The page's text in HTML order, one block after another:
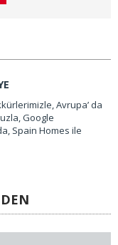
Avrupa’ da
Google
Spain Homes ile